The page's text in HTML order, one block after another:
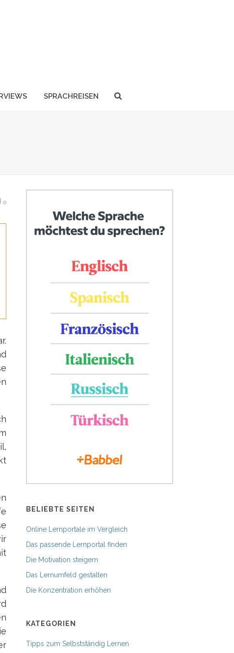
SPRACHREISEN
0
BELIEBTE SEITEN
Online Lernportale im Vergleich
Das passende Lernportal finden
Die Motivation steigern
Das Lernumfeld gestalten
Die Konzentration erhöhen
KATEGORIEN
Tipps zum Selbstständig Lernen